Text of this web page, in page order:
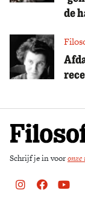
de
Schrijf je in voor
Instagram
Facebook